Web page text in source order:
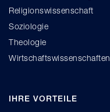
Religionswissenschaft
Soziologie
Theologie
Wirtschaftswissenschaften
IHRE VORTEILE